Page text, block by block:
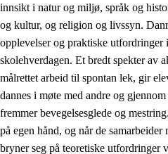
2.4 Å lære å lære
Tverrfaglige temaer
innsikt i natur og miljø, språk og
og kultur, og religion og livssyn.
opplevelser og praktiske utfordringer
skolehverdagen. Et bredt spekter av
målrettet arbeid til spontan lek, gir
dannes i møte med andre og
fremmer bevegelsesglede og
på egen hånd, og når de samarbeider
bryner seg på teoretiske utfordringer